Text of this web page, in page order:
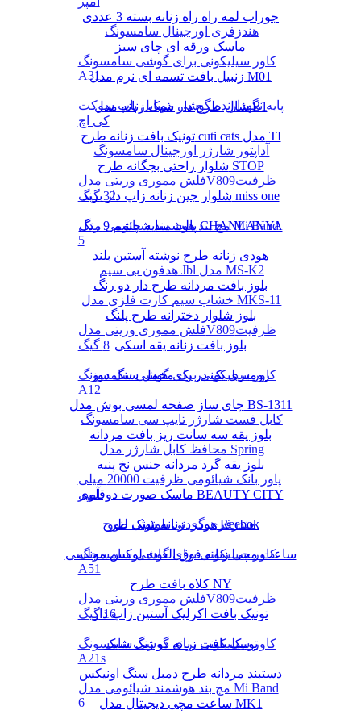
هندزفری اورجینال سامسونگ
کاور سیلیکونی برای گوشی سامسونگ
A31
پایه نگهدارنده گوشی موبایل پاپ سوکت
کی اچ
آداپتور شارژر اورجینال سامسونگ
فلش مموری وریتی مدلV809ظرفیت
32 گیگ
مچ بند هوشمند شیائومی مدل Mi Band
5
هدفون بی سیم Jbl مدل MS-K2
خشاب سیم کارت فلزی مدل MKS-11
فلش مموری وریتی مدلV809ظرفیت
8 گیگ
کاور سیلیکونی برای گوشی سامسونگ
A12
کابل فست شارژر تایپ سی سامسونگ
محافظ کابل شارژر مدل Spring
پاور بانک شیائومی ظرفیت 20000 میلی
آمپر
هندزفری گردنی بلوتوثی لنوو
کاور سیلیکونی برای گوشی سامسونگ
A51
فلش مموری وریتی مدلV809ظرفیت
16 گیگ
کاور سیلیکونی برای گوشی سامسونگ
A21s
مچ بند هوشمند شیائومی مدل Mi Band
6
جوراب لمه راه راه زنانه بسته 3 عددی
ماسک ورقه ای چای سبز
زنبیل بافت تسمه ای نرم مدل M01
شال طرح دار شیک زنانه مدل B1
تونیک بافت زنانه طرح cuti cats مدل TI
شلوار راحتی بچگانه طرح STOP
شلوار جین زنانه زاپ دار برند miss one
پالت سایه چشم 9 رنگ CHANLANYA
هودی زنانه طرح نوشته آستین بلند
بلوز بافت مردانه طرح دار دو رنگ
بلوز شلوار دخترانه طرح پلنگ
بلوز بافت زنانه یقه اسکی
رومیزی یک در یک مخمل سنگ دوز
چای ساز صفحه لمسی بوش مدل BS-1311
بلوز یقه سه سانت ریز بافت مردانه
بلوز یقه گرد مردانه جنس نخ پنبه
ماسک صورت دوقلوی BEAUTY CITY
هودی زنانه شیک طرح Reebok
ساعت مچی زنانه فوق العاده لوکس مجلسی
کلاه بافت طرح NY
تونیک بافت اکرلیک آستین زاپ دار
تونیک بافت زنانه دو رنگ شیک
دستبند مردانه طرح دمبل سنگ اونیکس
ساعت مچی دیجیتال مدل MK1